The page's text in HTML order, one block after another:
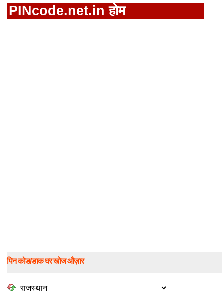
PINcode.net.in होम
पिन कोड/डाक घर खोज औज़ार